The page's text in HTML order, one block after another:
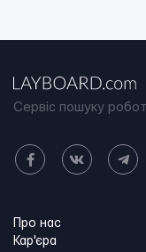
Сервіс пошуку
Про нас
Кар'єра